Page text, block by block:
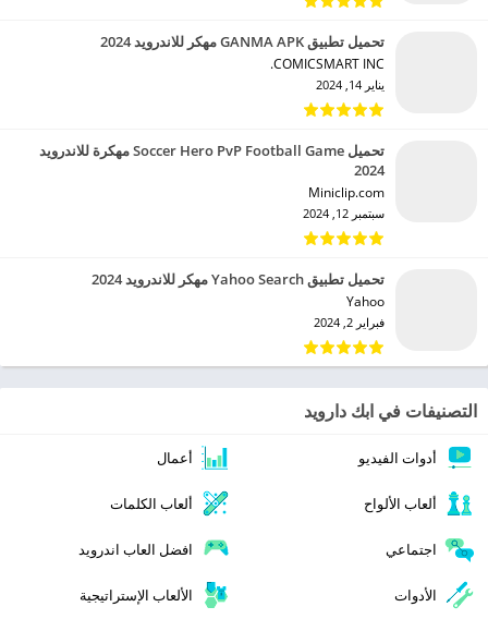
تحميل تطبيق GANMA APK مهكر للاندرويد 2024
COMICSMART INC.‏
يناير 14, 2024
تحميل Soccer Hero PvP Football Game مهكرة للاندرويد
2024
Miniclip.com‏
سبتمبر 12, 2024
تحميل تطبيق Yahoo Search مهكر للاندرويد 2024
Yahoo‏
فبراير 2, 2024
التصنيفات في ابك دارويد
أدوات الفيديو أعمال
ألعاب الألواح ألعاب الكلمات
اجتماعي افضل العاب اندرويد
الأدوات الألعاب الإستراتيجية